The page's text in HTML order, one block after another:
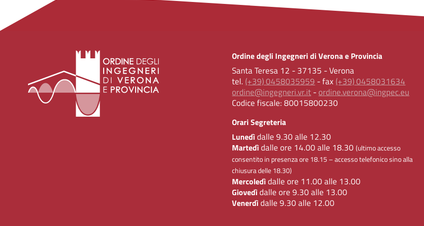
Ordine degli Ingegneri di Verona e Provincia
Santa Teresa 12 - 37135 - Verona
tel. (+39) 0458035959 - fax (+39) 0458031634
ordine@ingegneri.vr.it-ordine.verona@ingpec.eu
Codice fiscale:80015800230
Orari Segreteria
Lunedìdalle 9.30 alle 12.30
Martedìdalle ore 14.00 alle 18.30(ultimo accesso
consentito in presenza ore 18.15 – accesso telefonico sino alla
chiusura delle 18.30)
Mercoledìdalle ore 11.00 alle 13.00
Giovedìdalle ore 9.30 alle 13.00
Venerdìdalle 9.30 alle 12.00